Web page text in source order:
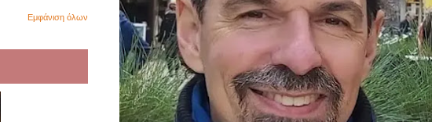
Εμφάνιση όλων